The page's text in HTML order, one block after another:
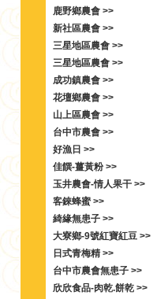
鹿野鄉農會 >>
新社區農會 >>
三星地區農會 >>
三星地區農會 >>
成功鎮農會 >>
花壇鄉農會 >>
山上區農會 >>
台中市農會 >>
好漁日 >>
佳饌-薑黃粉 >>
玉井農會-情人果干 >>
客錸蜂蜜 >>
綺緣無患子 >>
大寮鄉-9號紅寶紅豆 >>
日式青梅精 >>
台中市農會無患子 >>
欣欣食品-肉乾.餅乾 >>